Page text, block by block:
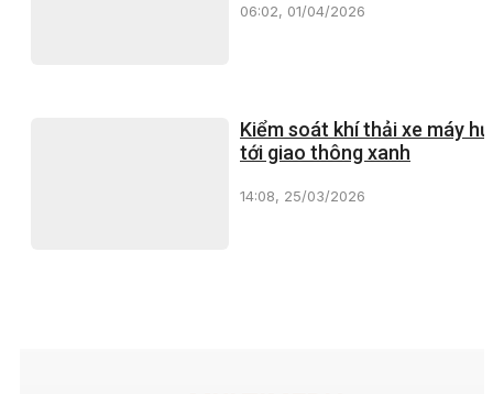
06:02, 01/04/2026
Kiểm soát khí thải xe máy
tới giao thông xanh
14:08, 25/03/2026